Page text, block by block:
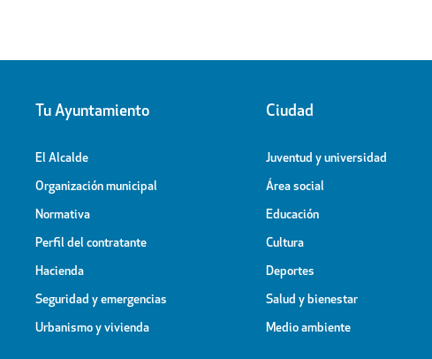
Tu Ayuntamiento
El Alcalde
Organización municipal
Normativa
Perfil del contratante
Hacienda
Seguridad y emergencias
Urbanismo y vivienda
Ciudad
Juventud y universidad
Área social
Educación
Cultura
Deportes
Salud y bienestar
Medio ambiente